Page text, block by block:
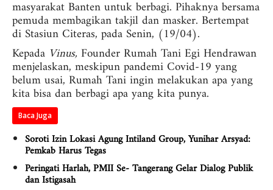
masyarakat Banten untuk berbagi. Pihaknya bersama
pemuda membagikan takjil dan masker. Bertempat
di Stasiun Citeras, pada Senin, (19/04).
Kepada Vinus, Founder Rumah Tani Egi Hendrawan
menjelaskan, meskipun pandemi Covid-19 yang
belum usai, Rumah Tani ingin melakukan apa yang
kita bisa dan berbagi apa yang kita punya.
Baca Juga
Soroti Izin Lokasi Agung Intiland Group, Yunihar Arsyad:
Pemkab Harus Tegas
Peringati Harlah, PMII Se- Tangerang Gelar Dialog Publik
dan Istigasah